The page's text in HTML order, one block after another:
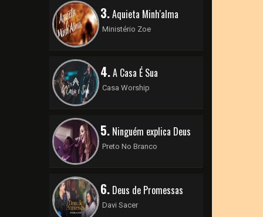
3.Aquieta Minh'alma
Ministério Zoe
4.A Casa É Sua
Casa Worship
5.Ninguém explica Deus
Preto No Branco
6.Deus de Promessas
Davi Sacer